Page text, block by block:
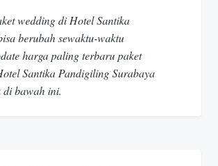
wedding di Hotel Santika
berubah sewaktu-waktu
harga paling terbaru paket
Santika Pandigiling Surabaya
bawah ini.